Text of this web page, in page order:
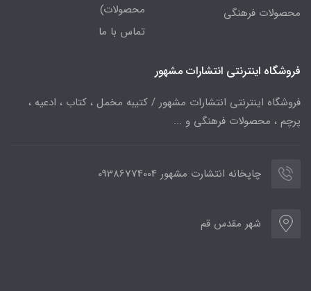
محصولات فرهنگی
محصولات)
تماس با ما
فروشگاه اینترنتی انتشارات مشهور
فروشگاه اینترنتی انتشارات مشهور / کتیبه مخمل ، کتاب ، ادعیه ،
پرچم ، محصولات فرهنگی و ...
چاپخانه انتشارت مشهور 09386774004
شهر مقدس قم